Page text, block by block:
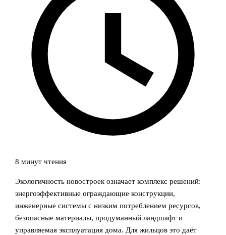
8 минут чтения
Экологичность новостроек означает комплекс решений:
энергоэффективные ограждающие конструкции,
инженерные системы с низким потреблением ресурсов,
безопасные материалы, продуманный ландшафт и
управляемая эксплуатация дома. Для жильцов это даёт